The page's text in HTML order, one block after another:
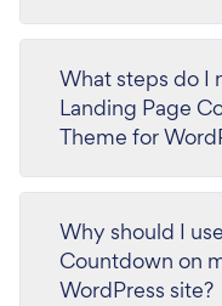
What steps do I
Landing Page
Theme for
Why should I
Countdown on
WordPress site?